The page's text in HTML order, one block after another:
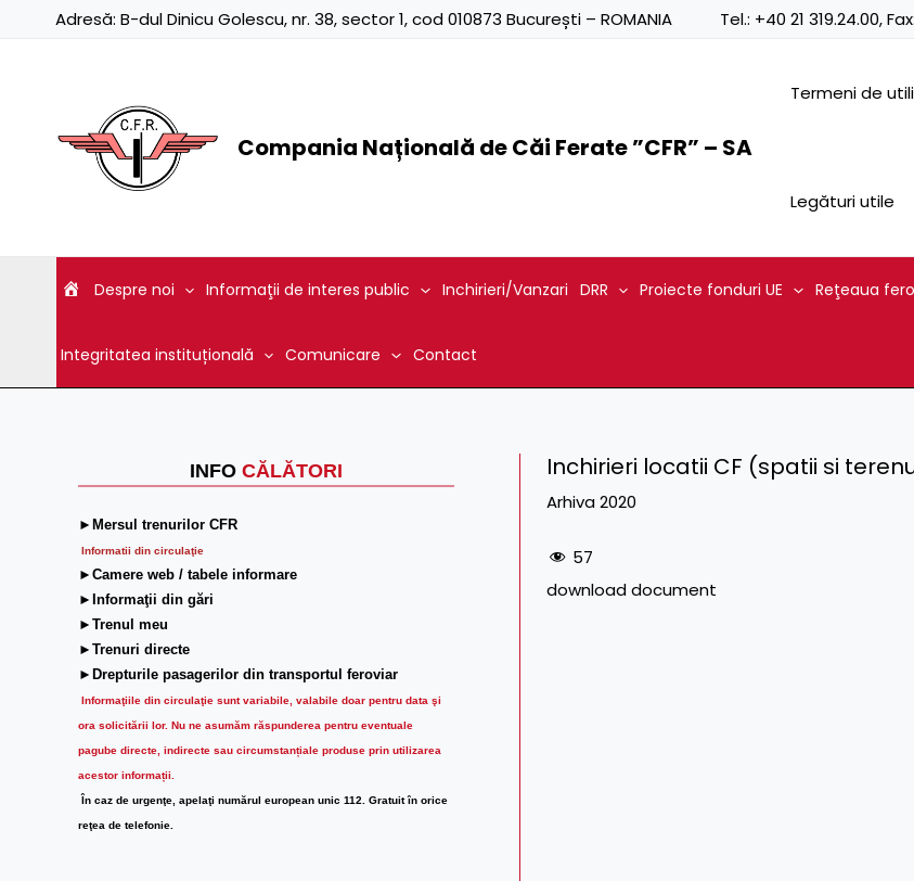
Adresă: B-dul Dinicu Golescu, nr. 38, sector 1, cod 010873 București – ROMANIA Tel.: +40 21 319.24.00, Fax:
Compania Națională de Căi Ferate ”CFR” – SA
Termeni de
Legături utile
Despre noi Informaţii de interes public Inchirieri/Vanzari DRR Proiecte fonduri UE Reţeaua
Integritatea instituțională Comunicare Contact
INFO CĂLĂTORI
►Mersul trenurilor CFR
Informatii din circulaţie
►Camere web / tabele informare
►Informaţii din gări
►Trenul meu
►Trenuri directe
►Drepturile pasagerilor din transportul feroviar
Informaţiile din circulaţie sunt variabile, valabile doar pentru data şi
ora solicitării lor. Nu ne asumăm răspunderea pentru eventuale
pagube directe, indirecte sau circumstanțiale produse prin utilizarea
acestor informații.
În caz de urgenţe, apelaţi numărul european unic 112. Gratuit în orice
reţea de telefonie.
Inchirieri locatii CF (spatii si
Arhiva 2020
57
download document